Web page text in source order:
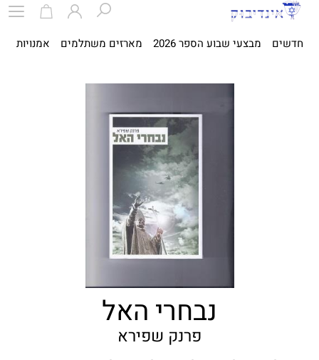
חדשים מבצעי שבוע הספר 2026 מארזים משתלמים אמנויות
נבחרי האל
פרנק שפירא